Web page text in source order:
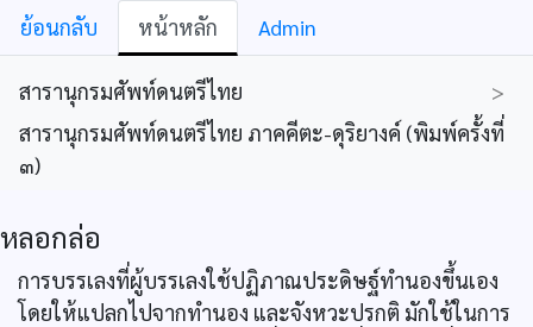
ย้อนกลับ หน้าหลัก Admin
สารานุกรมศัพท์ดนตรีไทย
>
สารานุกรมศัพท์ดนตรีไทย ภาคคีตะ-ดุริยางค์ (พิมพ์ครั้งที่
๓)
หลอกล่อ
การบรรเลงที่ผู้บรรเลงใช้ปฏิภาณประดิษฐ์ทำนองขึ้นเอง
โดยให้แปลกไปจากทำนอง และจังหวะปรกติ มักใช้ในการ